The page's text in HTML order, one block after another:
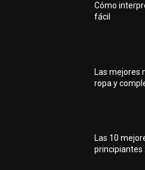
Cómo
fácil
Las mejores
ropa y
Las 10
principiantes